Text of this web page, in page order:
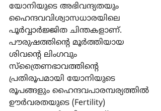
യോനിയുടെ അഭിവന്ദ്യതയും
ഹൈന്ദവവിശ്വാസധാരയിലെ
പൂര്‍വ്വാര്‍ജ്ജിത ചിന്തകളാണ്.
പൗരുഷത്തിന്‍റെ മൂര്‍ത്തിയായ
ശിവന്‍റെ ലിംഗവും
സ്ത്രൈണഭാവത്തിന്‍റെ
പ്രതിരൂപമായി യോനിയുടെ
രൂപങ്ങളും ഹൈന്ദവപാരമ്പര്യത്തില്‍
ഊര്‍വരതയുടെ (Fertility)